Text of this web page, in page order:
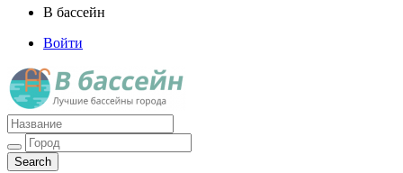
В бассейн
Войти
Лучшие бассейны города